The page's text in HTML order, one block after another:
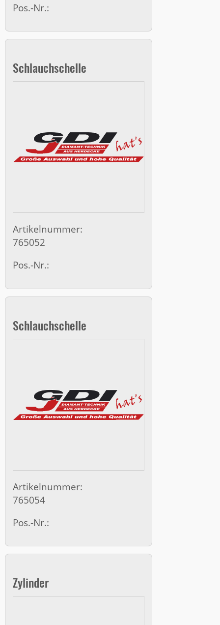
Pos.-Nr.:
Schlauchschelle
Artikelnummer:
765052
Pos.-Nr.:
Schlauchschelle
Artikelnummer:
765054
Pos.-Nr.:
Zylinder